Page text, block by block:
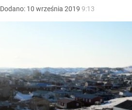
Dodano: 10 września 2019 9:13